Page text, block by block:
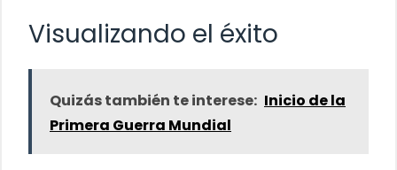
Visualizando el éxito
Quizás también te interese: Inicio de la
Primera Guerra Mundial